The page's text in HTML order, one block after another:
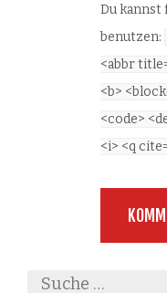
Du kannst
benutzen:
<abbr
<b>
<code>
<i> <q